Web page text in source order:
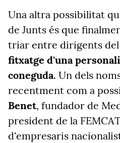
Una altra possibilitat
de Junts és que
triar entre dirigents
fitxatge d'una
coneguda. Un dels
recentment com a
Benet, fundador de
president de la
d'empresaris